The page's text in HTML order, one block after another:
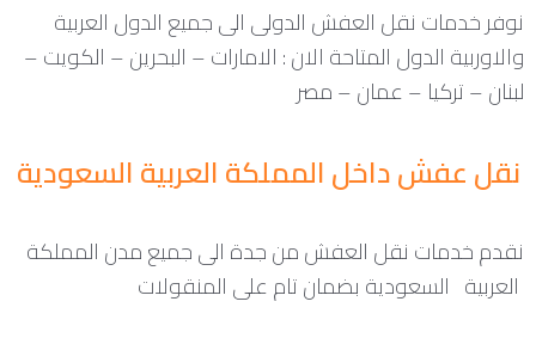
نوفر خدمات نقل العفش الدولى الى جميع الدول العربية
والاوربية الدول المتاحة الان : الامارات – البحرين – الكويت –
لبنان – تركيا – عمان – مصر
نقل عفش داخل المملكة العربية السعودية
نقدم خدمات نقل العفش من جدة الى جميع مدن المملكة